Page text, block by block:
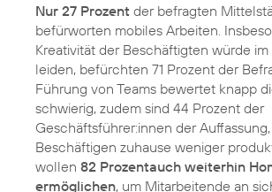
Nur 27 Prozent der befragten
befürworten mobiles Arbeiten.
Kreativität der Beschäftigten würde
leiden, befürchten 71 Prozent der
Führung von Teams bewertet knapp
schwierig, zudem sind 44 Prozent der
Geschäftsführer:innen der
Beschäftigen zuhause weniger
wollen 82 Prozentauch weiterhin
ermöglichen, um Mitarbeitende an